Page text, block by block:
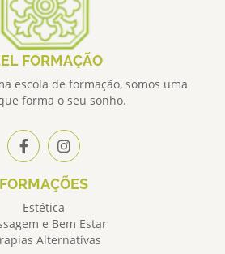
FORMAÇÃO
escola de formação, somos uma
forma o seu sonho.
FORMAÇÕES
Estética
e Bem Estar
Alternativas